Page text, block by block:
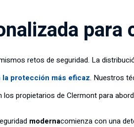
para
retos de seguridad. La
protección más eficaz. Nuestros
propietarios de Clermont para
modernacomienza con una